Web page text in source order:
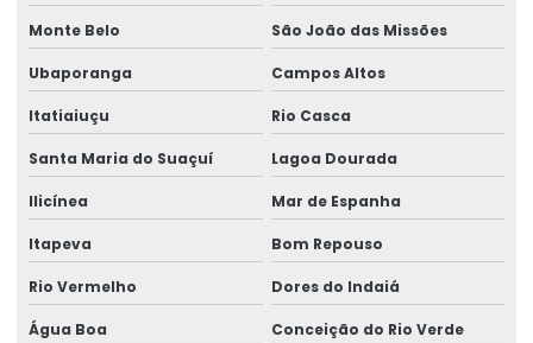
Monte Belo São João das Missões
Ubaporanga Campos Altos
Itatiaiuçu Rio Casca
Santa Maria do Suaçuí Lagoa Dourada
Ilicínea Mar de Espanha
Itapeva Bom Repouso
Rio Vermelho Dores do Indaiá
Água Boa Conceição do Rio Verde